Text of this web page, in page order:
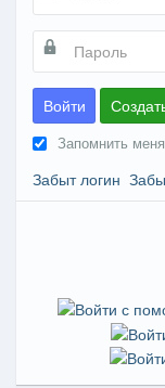
Войти
Запомнить меня
Забыт логин